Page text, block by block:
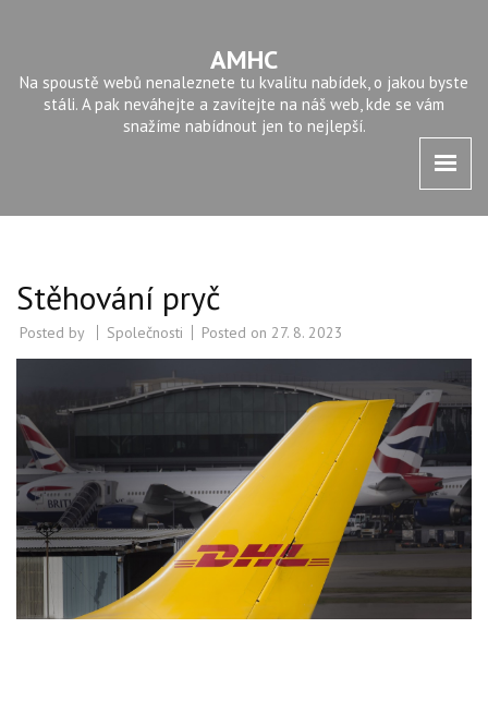
AMHC
Na spoustě webů nenaleznete tu kvalitu nabídek, o jakou byste
stáli. A pak neváhejte a zavítejte na náš web, kde se vám
snažíme nabídnout jen to nejlepší.
Stěhování pryč
Posted by Společnosti Posted on 27. 8. 2023